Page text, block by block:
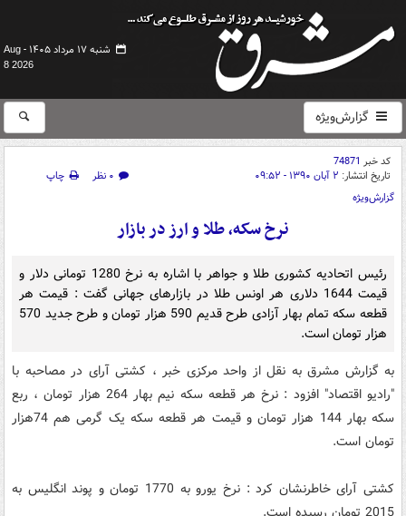
شنبه ۱۷ مرداد ۱۴۰۵ -
Aug
8 2026
گزارش‌ویژه
کد خبر 74871
تاریخ انتشار: ۲ آبان ۱۳۹۰ - ۰۹:۵۲ ۰ نظر
چاپ
گزارش‌ویژه
نرخ سکه، طلا و ارز در بازار
رئیس اتحادیه کشوری طلا و جواهر با اشاره به نرخ 1280 تومانی دلار و
قیمت 1644 دلاری هر اونس طلا در بازارهای جهانی گفت : قیمت هر
قطعه سکه تمام بهار آزادی طرح قدیم 590 هزار تومان و طرح جدید 570
هزار تومان است.
به گزارش مشرق به نقل از واحد مرکزی خبر ، کشتی آرای در مصاحبه با
"رادیو اقتصاد" افزود : نرخ هر قطعه سکه نیم بهار 264 هزار تومان ، ربع
سکه بهار 144 هزار تومان و قیمت هر قطعه سکه یک گرمی هم 74هزار
تومان است.
کشتی آرای خاطرنشان کرد : نرخ یورو به 1770 تومان و پوند انگلیس به